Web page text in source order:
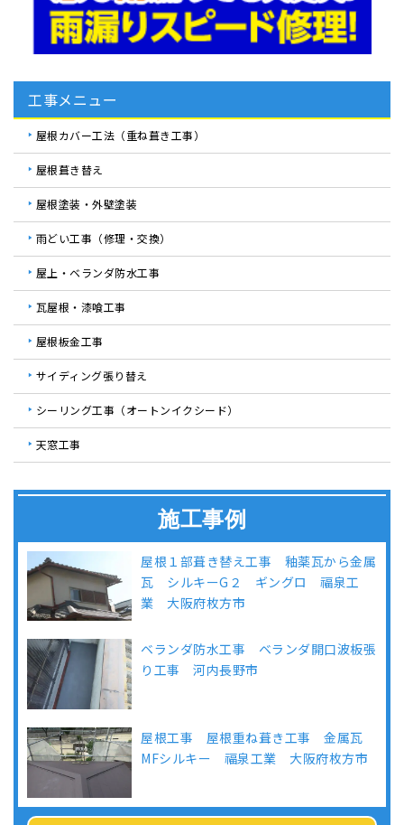
工事メニュー
屋根カバー工法（重ね葺き工事）
屋根葺き替え
屋根塗装・外壁塗装
雨どい工事（修理・交換）
屋上・ベランダ防水工事
瓦屋根・漆喰工事
屋根板金工事
サイディング張り替え
シーリング工事（オートンイクシード）
天窓工事
施工事例
屋根１部葺き替え工事 釉薬瓦から金属
瓦 シルキーG２ ギングロ 福泉工
業 大阪府枚方市
ベランダ防水工事 ベランダ開口波板張
り工事 河内長野市
屋根工事 屋根重ね葺き工事 金属瓦
MFシルキー 福泉工業 大阪府枚方市